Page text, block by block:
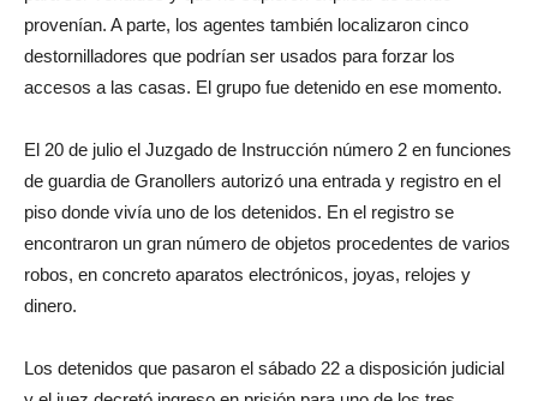
provenían. A parte, los agentes también localizaron cinco
destornilladores que podrían ser usados ​​para forzar los
accesos a las casas. El grupo fue detenido en ese momento.
El 20 de julio el Juzgado de Instrucción número 2 en funciones
de guardia de Granollers autorizó una entrada y registro en el
piso donde vivía uno de los detenidos. En el registro se
encontraron un gran número de objetos procedentes de varios
robos, en concreto aparatos electrónicos, joyas, relojes y
dinero.
Los detenidos que pasaron el sábado 22 a disposición judicial